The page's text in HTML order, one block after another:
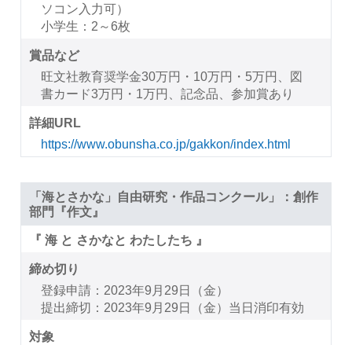
ソコン入力可）
小学生：2～6枚
賞品など
旺文社教育奨学金30万円・10万円・5万円、図
書カード3万円・1万円、記念品、参加賞あり
詳細URL
https://www.obunsha.co.jp/gakkon/index.html
「海とさかな」自由研究・作品コンクール」：創作
部門『作文』
『 海 と さかなと わたしたち 』
締め切り
登録申請：2023年9月29日（金）
提出締切：2023年9月29日（金）当日消印有効
対象